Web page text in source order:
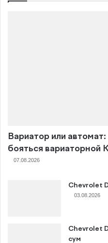
Вариатор или
бояться вариаторной
07.08.2026
Chevrolet
03.08.2026
Chevrolet
сум